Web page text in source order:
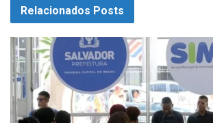
Relacionados Posts